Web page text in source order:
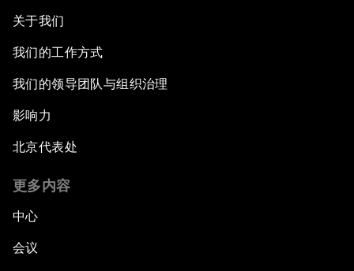
关于我们
我们的工作方式
我们的领导团队与组织治理
影响力
北京代表处
更多内容
中心
会议